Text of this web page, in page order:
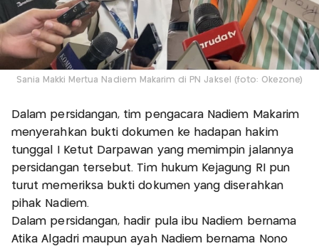
Sania Makki Mertua Nadiem Makarim di PN Jaksel (foto: Okezone)
Dalam persidangan, tim pengacara Nadiem Makarim
menyerahkan bukti dokumen ke hadapan hakim
tunggal I Ketut Darpawan yang memimpin jalannya
persidangan tersebut. Tim hukum Kejagung RI pun
turut memeriksa bukti dokumen yang diserahkan
pihak Nadiem.
Dalam persidangan, hadir pula ibu Nadiem bernama
Atika Algadri maupun ayah Nadiem bernama Nono